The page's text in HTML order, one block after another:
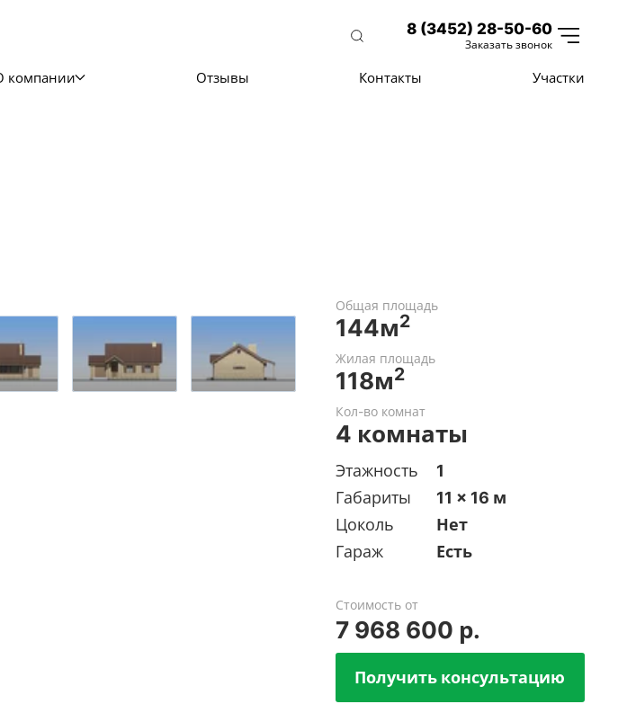
8 (3452) 28-50-60
Заказать звонок
компании Отзывы Контакты Участки
Общая площадь
144м2
Жилая площадь
118м2
Кол-во комнат
4 комнаты
Этажность
1
Габариты
11 x 16 м
Цоколь
Нет
Гараж
Есть
Стоимость от
7 968 600 р.
Получить консультацию